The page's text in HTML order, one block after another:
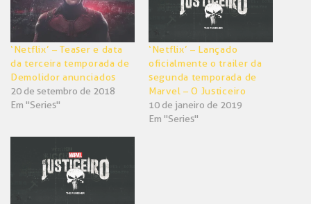
‘Netflix’ – Teaser e data
da terceira temporada de
Demolidor anunciados
20 de setembro de 2018
Em "Series"
‘Netflix’ – Lançado
oficialmente o trailer da
segunda temporada de
Marvel – O Justiceiro
10 de janeiro de 2019
Em "Series"